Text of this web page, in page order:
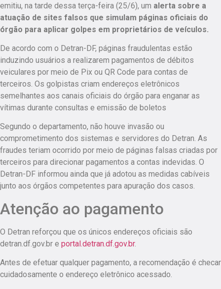
emitiu, na tarde dessa terça-feira (25/6), um alerta sobre a
atuação de sites falsos que simulam páginas oficiais do
órgão para aplicar golpes em proprietários de veículos.
De acordo com o Detran-DF, páginas fraudulentas estão
induzindo usuários a realizarem pagamentos de débitos
veiculares por meio de Pix ou QR Code para contas de
terceiros. Os golpistas criam endereços eletrônicos
semelhantes aos canais oficiais do órgão para enganar as
vítimas durante consultas e emissão de boletos
Segundo o departamento, não houve invasão ou
comprometimento dos sistemas e servidores do Detran. As
fraudes teriam ocorrido por meio de páginas falsas criadas por
terceiros para direcionar pagamentos a contas indevidas. O
Detran-DF informou ainda que já adotou as medidas cabíveis
junto aos órgãos competentes para apuração dos casos.
Atenção ao pagamento
O Detran reforçou que os únicos endereços oficiais são
detran.df.gov.br e portal.detran.df.gov.br.
Antes de efetuar qualquer pagamento, a recomendação é checar
cuidadosamente o endereço eletrônico acessado.